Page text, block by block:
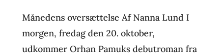
Månedens oversættelse Af Nanna Lund I
morgen, fredag den 20. oktober,
udkommer Orhan Pamuks debutroman fra